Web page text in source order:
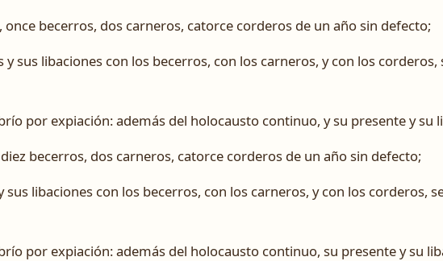
once becerros, dos carneros, catorce corderos de un año sin defecto;
y sus libaciones con los becerros, con los carneros, y con los
por expiación: además del holocausto continuo, y su presente y su
becerros, dos carneros, catorce corderos de un año sin defecto;
sus libaciones con los becerros, con los carneros, y con los corderos,
por expiación: además del holocausto continuo, su presente y su